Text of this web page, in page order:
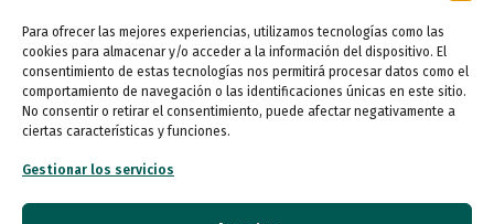
Para ofrecer las mejores experiencias, utilizamos tecnologías como las
cookies para almacenar y/o acceder a la información del dispositivo. El
consentimiento de estas tecnologías nos permitirá procesar datos como el
comportamiento de navegación o las identificaciones únicas en este sitio.
No consentir o retirar el consentimiento, puede afectar negativamente a
ciertas características y funciones.
Gestionar los servicios
Quiénes somos
Entidades
Autismo
Recursos